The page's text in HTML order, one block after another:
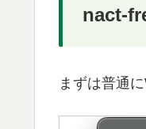
nact-
まずは普通